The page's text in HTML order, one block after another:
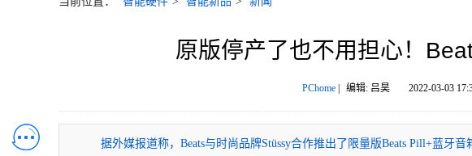
原版停产了也不用担心！
PChome| 编辑: 吕昊 2022-03-03
据外媒报道称，Beats与时尚品牌Stüssy合作推出了限量版Beats Pill+蓝牙